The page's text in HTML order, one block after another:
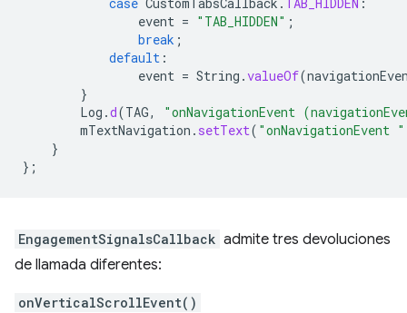
case CustomTabsCallback . TAB_HIDDEN :
event = "TAB_HIDDEN" ;
break ;
default :
event = String .valueOf(
}
Log .d(TAG,
"onNavigationEvent
mTextNavigation . setText( "onNavigationEvent "
}
};
EngagementSignalsCallback admite tres devoluciones
de llamada diferentes:
onVerticalScrollEvent()